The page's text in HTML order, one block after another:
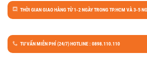
THỜI GIAN GIAO HÀNG TỪ 1-2 NGÀY TRONG TP.HCM VÀ 3-5
TƯ VẤN MIỄN PHÍ (24/7) HOTLINE : 0898.110.110